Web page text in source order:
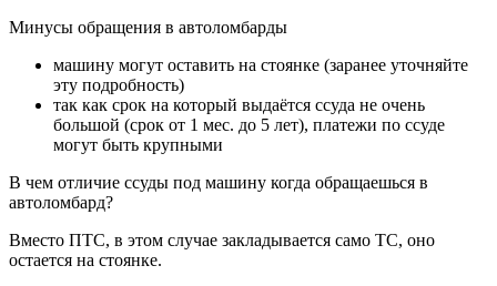
Минусы обращения в автоломбарды
машину могут оставить на стоянке (заранее уточняйте
эту подробность)
так как срок на который выдаётся ссуда не очень
большой (срок от 1 мес. до 5 лет), платежи по ссуде
могут быть крупными
В чем отличие ссуды под машину когда обращаешься в
автоломбард?
Вместо ПТС, в этом случае закладывается само ТС, оно
остается на стоянке.